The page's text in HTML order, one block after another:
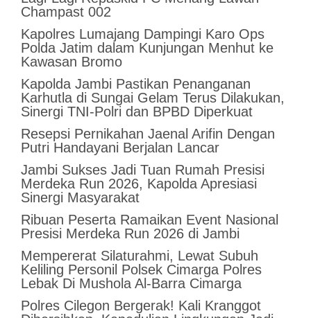
Champast 002
Kapolres Lumajang Dampingi Karo Ops
Polda Jatim dalam Kunjungan Menhut ke
Kawasan Bromo
Kapolda Jambi Pastikan Penanganan
Karhutla di Sungai Gelam Terus Dilakukan,
Sinergi TNI-Polri dan BPBD Diperkuat
Resepsi Pernikahan Jaenal Arifin Dengan
Putri Handayani Berjalan Lancar
Jambi Sukses Jadi Tuan Rumah Presisi
Merdeka Run 2026, Kapolda Apresiasi
Sinergi Masyarakat
Ribuan Peserta Ramaikan Event Nasional
Presisi Merdeka Run 2026 di Jambi
Mempererat Silaturahmi, Lewat Subuh
Keliling Personil Polsek Cimarga Polres
Lebak Di Mushola Al-Barra Cimarga
Polres Cilegon Bergerak! Kali Kranggot